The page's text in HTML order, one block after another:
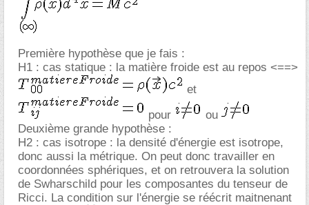
Première hypothèse que je fais :
H1 : cas statique : la matière froide est au repos <==>
et
pour
ou
Deuxième grande hypothèse :
H2 : cas isotrope : la densité d'énergie est isotrope,
donc aussi la métrique. On peut donc travailler en
coordonnées sphériques, et on retrouvera la solution
de Swharschild pour les composantes du tenseur de
Ricci. La condition sur l'énergie se réécrit maitnenant